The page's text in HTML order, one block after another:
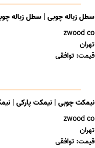
سطل زباله چوبی | سطل زباله
zwood co
تهران
قیمت: توافقی
نیمکت چوبی | نیمکت پارکی |
zwood co
تهران
قیمت: توافقی